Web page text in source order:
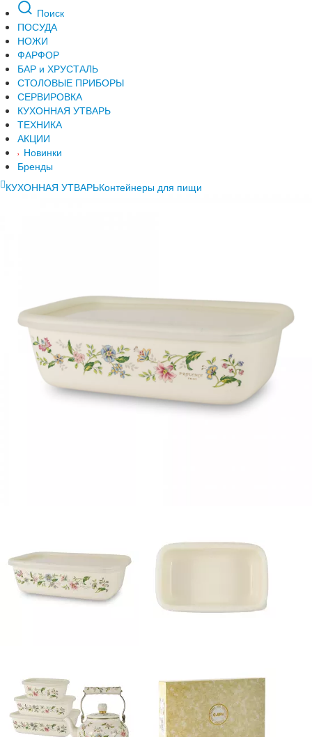
Поиск
ПОСУДА
НОЖИ
ФАРФОР
БАР и ХРУСТАЛЬ
СТОЛОВЫЕ ПРИБОРЫ
СЕРВИРОВКА
КУХОННАЯ УТВАРЬ
ТЕХНИКА
АКЦИИ
Новинки
Бренды
КУХОННАЯ УТВАРЬКонтейнеры для пищи